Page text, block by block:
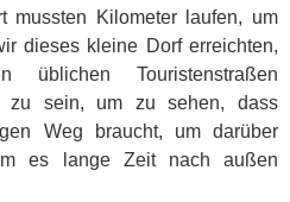
mussten Kilometer laufen, um
dieses kleine Dorf erreichten,
Touristenstraßen
zu sein, um zu sehen, dass
Weg braucht, um darüber
es lange Zeit nach außen